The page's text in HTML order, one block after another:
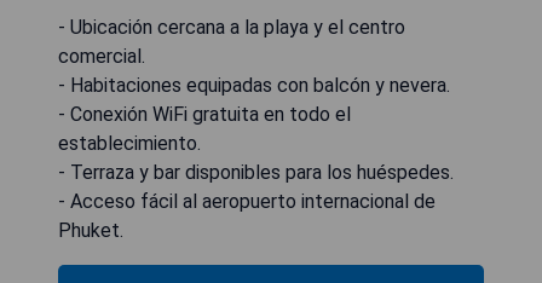
- Ubicación cercana a la playa y el centro
comercial.
- Habitaciones equipadas con balcón y nevera.
- Conexión WiFi gratuita en todo el
establecimiento.
- Terraza y bar disponibles para los huéspedes.
- Acceso fácil al aeropuerto internacional de
Phuket.